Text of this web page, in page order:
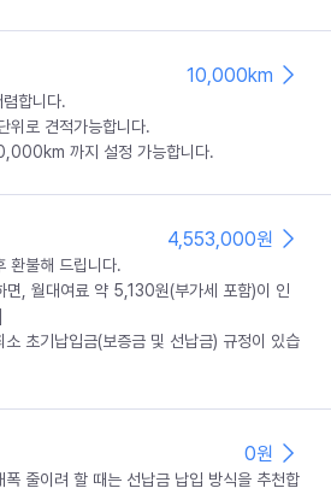
10,000km
합니다.
위로 견적가능합니다.
까지 설정 가능합니다.
4,553,000원
환불해 드립니다.
, 월대여료 약 5,130원(부가세 포함)이 인
초기납입금(보증금 및 선납금) 규정이 있습
0원
줄이려 할 때는 선납금 납입 방식을 추천합